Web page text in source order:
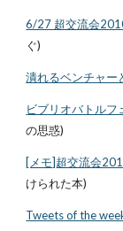
6/27 超交流会
ぐ)
潰れるベンチャー
ビブリオバトル
の思惑)
[メモ]超交流会
けられた本)
Tweets of the